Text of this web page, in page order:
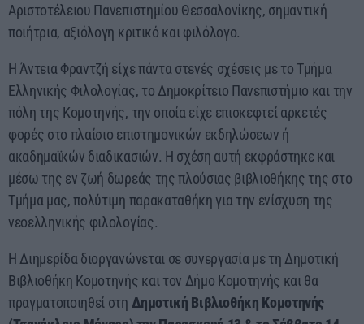
Αριστοτέλειου Πανεπιστημίου Θεσσαλονίκης, σημαντική
ποιήτρια, αξιόλογη κριτικό και φιλόλογο.
Η Άντεια Φραντζή είχε πάντα στενές σχέσεις με το Τμήμα
Ελληνικής Φιλολογίας, το Δημοκρίτειο Πανεπιστήμιο και την
πόλη της Κομοτηνής, την οποία είχε επισκεφτεί αρκετές
φορές στο πλαίσιο επιστημονικών εκδηλώσεων ή
ακαδημαϊκών διαδικασιών. Η σχέση αυτή εκφράστηκε και
μέσω της εν ζωή δωρεάς της πλούσιας βιβλιοθήκης της στο
Τμήμα μας, πολύτιμη παρακαταθήκη για την ενίσχυση της
νεοελληνικής φιλολογίας.
Η Διημερίδα διοργανώνεται σε συνεργασία με τη Δημοτική
Βιβλιοθήκη Κομοτηνής και τον Δήμο Κομοτηνής και θα
πραγματοποιηθεί στη Δημοτική Βιβλιοθήκη Κομοτηνής